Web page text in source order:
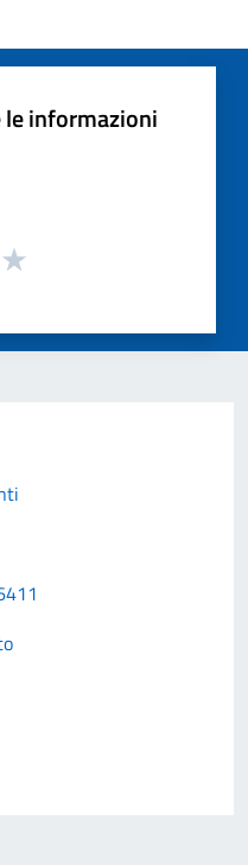
le informazioni